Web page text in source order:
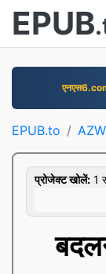
EPUB
EPUB.to
प्रोजेक्ट खोलें: 1